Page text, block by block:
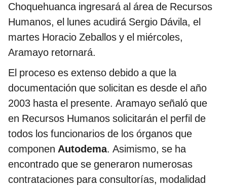
Choquehuanca ingresará al área de Recursos
Humanos, el lunes acudirá Sergio Dávila, el
martes Horacio Zeballos y el miércoles,
Aramayo retornará.
El proceso es extenso debido a que la
documentación que solicitan es desde el año
2003 hasta el presente. Aramayo señaló que
en Recursos Humanos solicitarán el perfil de
todos los funcionarios de los órganos que
componen Autodema. Asimismo, se ha
encontrado que se generaron numerosas
contrataciones para consultorías, modalidad